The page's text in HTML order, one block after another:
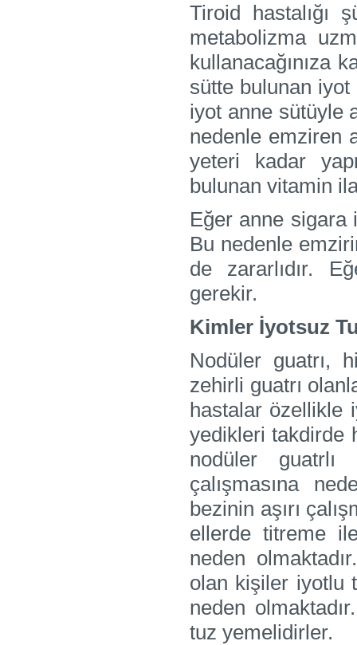
Tiroid hastalığı
metabolizma
kullanacağınıza
sütte bulunan
iyot anne sütüyle
nedenle emziren
yeteri kadar
bulunan vitamin
Eğer anne sigara
Bu nedenle
de zararlıdır.
gerekir.
Kimler İyotsuz
Nodüler guatrı,
zehirli guatrı
hastalar özellikle
yedikleri takdirde
nodüler
çalışmasına
bezinin aşırı
ellerde titreme
neden
olan kişiler iyotlu
neden
tuz yemelidirler.